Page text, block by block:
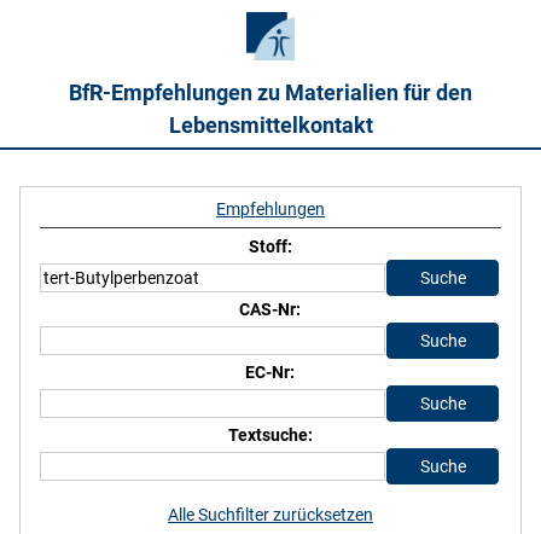
BfR-Empfehlungen zu Materialien für den
Lebensmittelkontakt
Empfehlungen
Stoff:
CAS-Nr:
EC-Nr:
Textsuche:
Alle Suchfilter zurücksetzen